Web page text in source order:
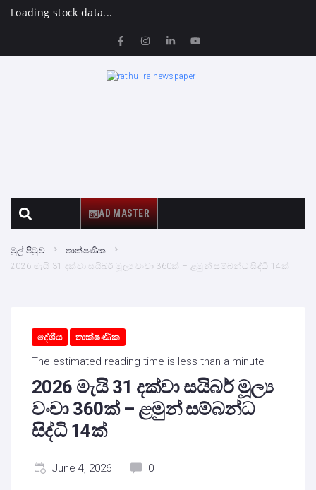
Loading stock data...
AD MASTER
මුල් පිටුව
තාක්ෂණික
2026 මැයි 31 දක්වා සයිබර් මූල්‍ය වංචා 360ක් – ළමුන් සම්බන්ධ සිද්ධි 14ක්
දේශීය තාක්ෂණික
The estimated reading time is less than a minute
2026 මැයි 31 දක්වා සයිබර් මූල්‍ය
වංචා 360ක් – ළමුන් සම්බන්ධ
සිද්ධි 14ක්
June 4, 2026 0